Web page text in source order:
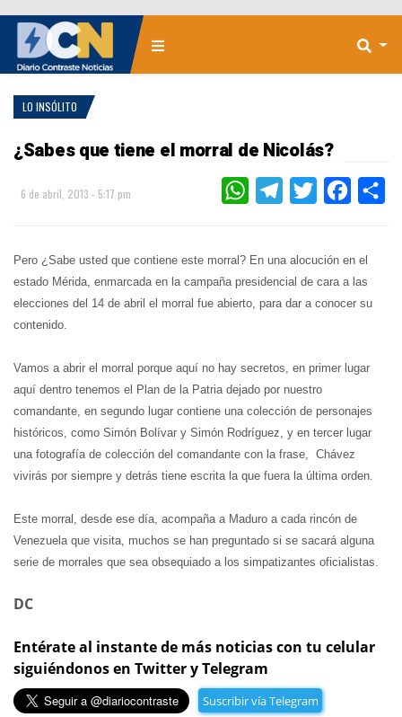
LO INSÓLITO
¿Sabes que tiene el morral de Nicolás?
6 de abril, 2013 - 5:17 pm WHATSAPPTELEGRAMTWITTER
Pero ¿Sabe usted que contiene este morral? En una alocución en el
estado Mérida, enmarcada en la campaña presidencial de cara a las
elecciones del 14 de abril el morral fue abierto, para dar a conocer su
contenido.
Vamos a abrir el morral porque aquí no hay secretos, en primer lugar
aquí dentro tenemos el Plan de la Patria dejado por nuestro
comandante, en segundo lugar contiene una colección de personajes
históricos, como Simón Bolívar y Simón Rodríguez, y en tercer lugar
una fotografía de colección del comandante con la frase, Chávez
vivirás por siempre y detrás tiene escrita la que fuera la última orden.
Este morral, desde ese día, acompaña a Maduro a cada rincón de
Venezuela que visita, muchos se han preguntado si se sacará alguna
serie de morrales que sea obsequiado a los simpatizantes oficialistas.
DC
Entérate al instante de más noticias con tu celular
siguiéndonos en Twitter y Telegram
Suscribir vía Telegram